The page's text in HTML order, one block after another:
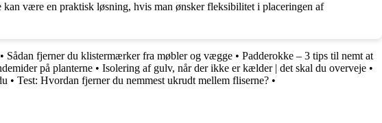
være en praktisk løsning, hvis man ønsker fleksibilitet i placeringen af
• Sådan fjerner du klistermærker fra møbler og vægge • Padderokke – 3 tips til nemt at
på planterne • Isolering af gulv, når der ikke er kælder | det skal du overveje •
• Test: Hvordan fjerner du nemmest ukrudt mellem fliserne? •